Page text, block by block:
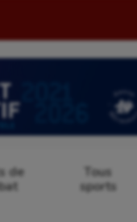
de
Tous
sports